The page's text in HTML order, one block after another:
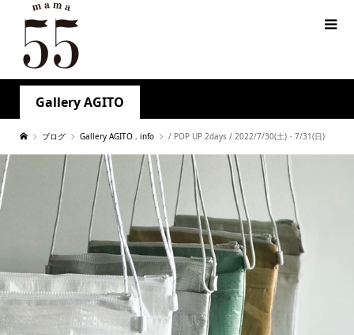
Gallery AGITO
ブログ Gallery AGITO , info / POP UP 2days / 2022/7/30(土)・7/31(日)